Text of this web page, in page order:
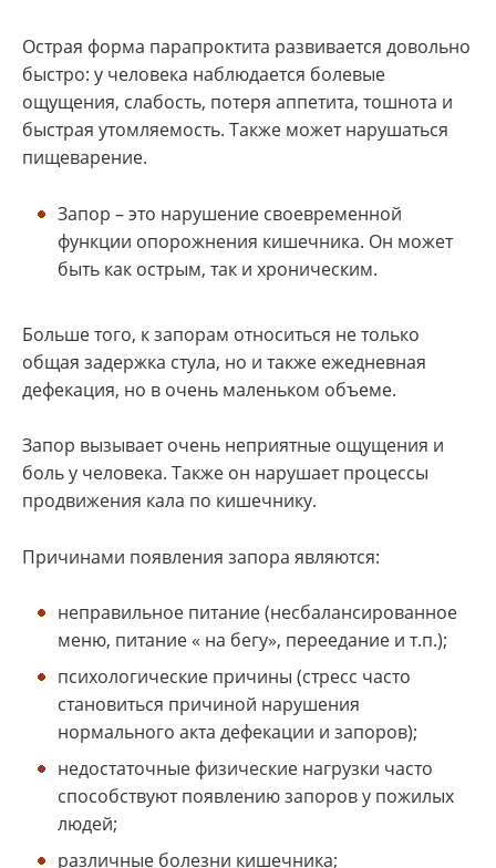
Острая форма парапроктита развивается довольно
быстро: у человека наблюдается болевые
ощущения, слабость, потеря аппетита, тошнота и
быстрая утомляемость. Также может нарушаться
пищеварение.
Запор – это нарушение своевременной
функции опорожнения кишечника. Он может
быть как острым, так и хроническим.
Больше того, к запорам относиться не только
общая задержка стула, но и также ежедневная
дефекация, но в очень маленьком объеме.
Запор вызывает очень неприятные ощущения и
боль у человека. Также он нарушает процессы
продвижения кала по кишечнику.
Причинами появления запора являются:
неправильное питание (несбалансированное
меню, питание « на бегу», переедание и т.п.);
психологические причины (стресс часто
становиться причиной нарушения
нормального акта дефекации и запоров);
недостаточные физические нагрузки часто
способствуют появлению запоров у пожилых
людей;
различные болезни кишечника;